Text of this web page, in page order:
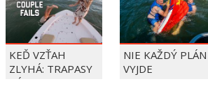
KEĎ VZŤAH
ZLYHÁ: TRAPASY
PÁROV
NIE KAŽDÝ PLÁN
VYJDE